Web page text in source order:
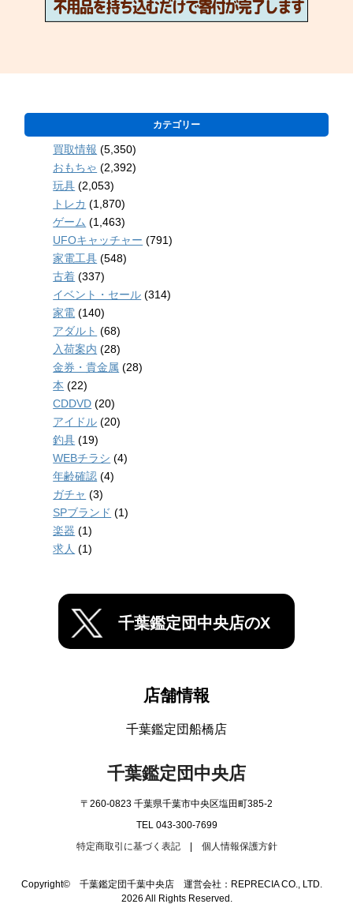
カテゴリー
買取情報 (5,350)
おもちゃ (2,392)
玩具 (2,053)
トレカ (1,870)
ゲーム (1,463)
UFOキャッチャー (791)
家電工具 (548)
古着 (337)
イベント・セール (314)
家電 (140)
アダルト (68)
入荷案内 (28)
金券・貴金属 (28)
本 (22)
CDDVD (20)
アイドル (20)
釣具 (19)
WEBチラシ (4)
年齢確認 (4)
ガチャ (3)
SPブランド (1)
楽器 (1)
求人 (1)
千葉鑑定団中央店のX
店舗情報
千葉鑑定団船橋店
千葉鑑定団中央店
〒260-0823 千葉県千葉市中央区塩田町385-2
TEL 043-300-7699
特定商取引に基づく表記| 個人情報保護方針
Copyright© 千葉鑑定団千葉中央店 運営会社：REPRECIA CO., LTD.
2026 All Rights Reserved.